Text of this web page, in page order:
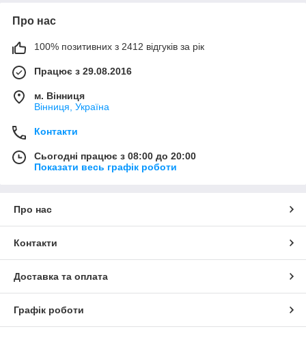
Про нас
100% позитивних з 2412 відгуків за рік
Працює з 29.08.2016
м. Вінниця
Вінниця, Україна
Контакти
Сьогодні працює з 08:00 до 20:00
Показати весь графік роботи
Про нас
Контакти
Доставка та оплата
Графік роботи